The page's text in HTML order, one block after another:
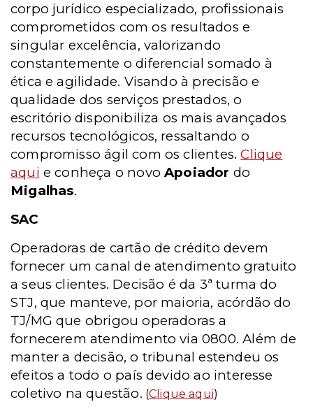
corpo jurídico especializado, profissionais
comprometidos com os resultados e
singular excelência, valorizando
constantemente o diferencial somado à
ética e agilidade. Visando à precisão e
qualidade dos serviços prestados, o
escritório disponibiliza os mais avançados
recursos tecnológicos, ressaltando o
compromisso ágil com os clientes.Clique
aqui e conheça o novoApoiador do
Migalhas.
SAC
Operadoras de cartão de crédito devem
fornecer um canal de atendimento gratuito
a seus clientes. Decisão é da 3ª turma do
STJ, que manteve, por maioria, acórdão do
TJ/MG que obrigou operadoras a
fornecerem atendimento via 0800. Além de
manter a decisão, o tribunal estendeu os
efeitos a todo o país devido ao interesse
coletivo na questão. (Clique aqui)